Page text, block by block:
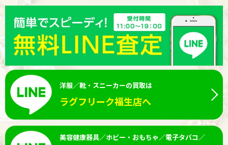
洋服／靴・スニーカーの買取は
ラグフリーク福生店へ
美容健康器具／ホビー・おもちゃ／電子タバコ／